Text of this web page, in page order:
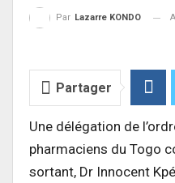
Par Lazarre KONDO
Partager
Une délégation de
pharmaciens du Togo
sortant, Dr Innocent